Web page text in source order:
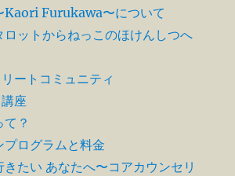
Kaori Furukawa〜について
ロットからねっこのほけんしつへ
ートコミュニティ
座
？
プログラムと料金
きたい あなたへ〜コアカウンセリ